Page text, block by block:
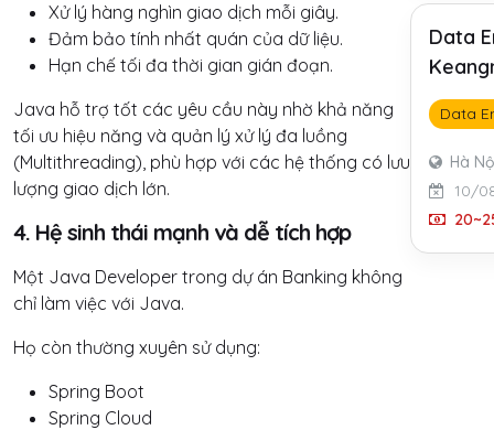
Xử lý hàng nghìn giao dịch mỗi giây.
Đảm bảo tính nhất quán của dữ liệu.
Hạn chế tối đa thời gian gián đoạn.
Java hỗ trợ tốt các yêu cầu này nhờ khả năng
tối ưu hiệu năng và quản lý xử lý đa luồng
(Multithreading), phù hợp với các hệ thống có lưu
lượng giao dịch lớn.
4. Hệ sinh thái mạnh và dễ tích hợp
Một Java Developer trong dự án Banking không
chỉ làm việc với Java.
Họ còn thường xuyên sử dụng:
Spring Boot
Spring Cloud
Data
Data
Hà
10/